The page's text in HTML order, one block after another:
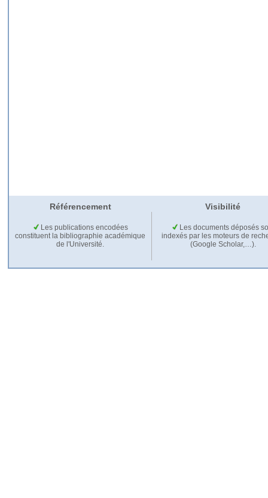
Référencement Visibilité
Les publications encodées
constituent la bibliographie académique
de l'Université.
Les documents déposés
indexés par les moteurs de
(Google Scholar,…).